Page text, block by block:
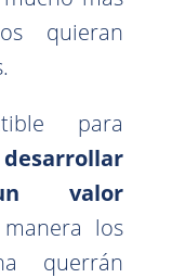
quieran
para
desarrollar
valor
los
querrán